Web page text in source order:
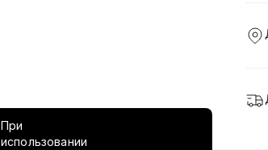
При
использовании